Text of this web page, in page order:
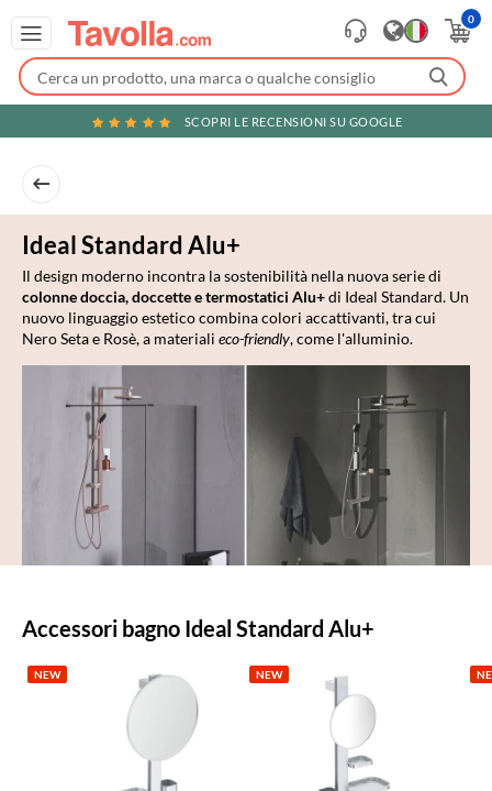
0
SCOPRI LE RECENSIONI SU GOOGLE
Ideal Standard Alu+
Il design moderno incontra la sostenibilità nella nuova serie di
colonne doccia, doccette e termostatici Alu+di Ideal Standard. Un
nuovo linguaggio estetico combina colori accattivanti, tra cui
Nero Seta e Rosè, a materiali eco-friendly, come l'alluminio.
in
evidenza
Accessori bagno Ideal Standard Alu+
NEW NEW